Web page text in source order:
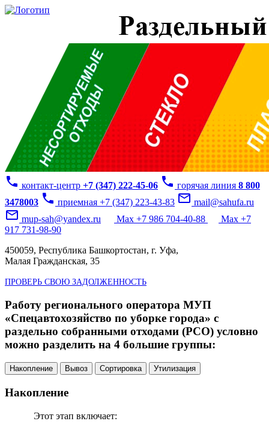
phone контакт-центр +7 (347) 222-45-06 phone горячая линия 8 800
3478003 phone приемная +7 (347) 223-43-83 mail_outline mail@sahufa.ru
mail_outline mup-sah@yandex.ru Max +7 986 704-40-88
Max +7
917 731-98-90
450059, Республика Башкортостан, г. Уфа,
Малая Гражданская, 35
ПРОВЕРЬ СВОЮ ЗАДОЛЖЕННОСТЬ
Работу регионального оператора МУП
«Спецавтохозяйство по уборке города» с
раздельно собранными отходами (РСО) условно
можно разделить на 4 большие группы:
Накопление Вывоз Сортировка Утилизация
Накопление
Этот этап включает: